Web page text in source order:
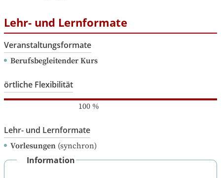
Lehr- und Lernformate
Veranstaltungsformate
Berufsbegleitender Kurs
örtliche Flexibilität
100 %
Lehr- und Lernformate
Vorlesungen (synchron)
Information